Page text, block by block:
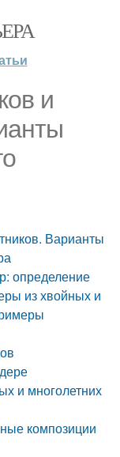
и
Варианты
определение
из хвойных и
и многолетних
композиции